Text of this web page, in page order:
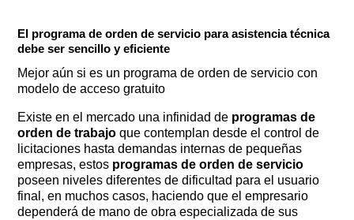
El programa de orden de servicio para asistencia técnica
debe ser sencillo y eficiente
Mejor aún si es un programa de orden de servicio con
modelo de acceso gratuito
Existe en el mercado una infinidad de programas de
orden de trabajo que contemplan desde el control de
licitaciones hasta demandas internas de pequeñas
empresas, estos programas de orden de servicio
poseen niveles diferentes de dificultad para el usuario
final, en muchos casos, haciendo que el empresario
dependerá de mano de obra especializada de sus